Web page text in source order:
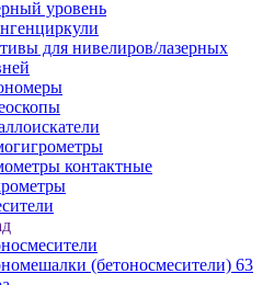
уровень
для нивелиров/лазерных
контактные
(бетоносмесители) 63